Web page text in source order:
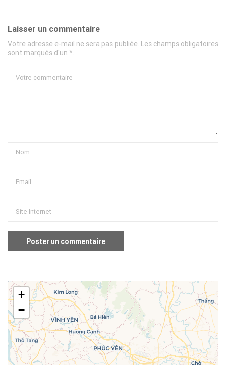
Laisser un commentaire
Votre adresse e-mail ne sera pas publiée. Les champs obligatoires
sont marqués d'un *.
+
−